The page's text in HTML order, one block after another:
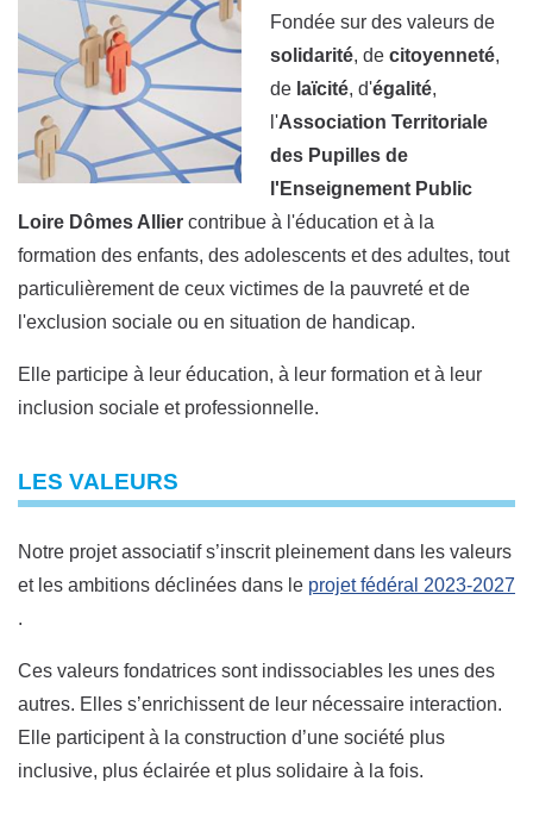
Fondée sur des valeurs de
solidarité, de citoyenneté,
de laïcité, d'égalité,
l'Association Territoriale
des Pupilles de
l'Enseignement Public
Loire Dômes Allier contribue à l'éducation et à la
formation des enfants, des adolescents et des adultes, tout
particulièrement de ceux victimes de la pauvreté et de
l'exclusion sociale ou en situation de handicap.
Elle participe à leur éducation, à leur formation et à leur
inclusion sociale et professionnelle.
LES VALEURS
Notre projet associatif s’inscrit pleinement dans les valeurs
et les ambitions déclinées dans le projet fédéral 2023-2027
.
Ces valeurs fondatrices sont indissociables les unes des
autres. Elles s’enrichissent de leur nécessaire interaction.
Elle participent à la construction d’une société plus
inclusive, plus éclairée et plus solidaire à la fois.